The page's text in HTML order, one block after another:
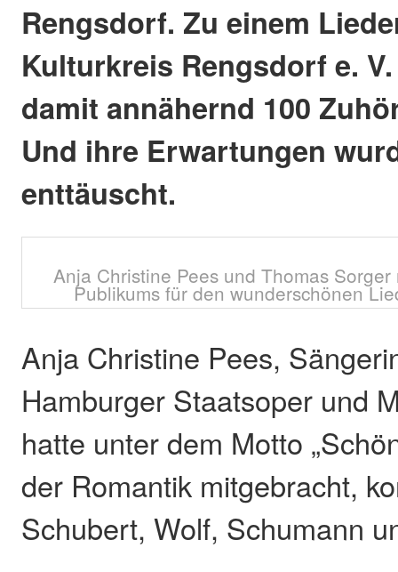
Rengsdorf. Zu einem
Kulturkreis Rengsdorf e.
damit annähernd 100
Und ihre Erwartungen
enttäuscht.
Anja Christine Pees und Thomas
Publikums für den wunderschönen
Anja Christine Pees,
Hamburger Staatsoper und
hatte unter dem Motto
der Romantik mitgebracht,
Schubert, Wolf, Schumann